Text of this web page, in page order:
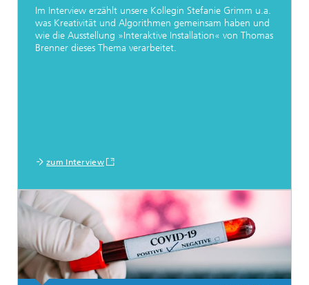
Im Interview erzählt unsere Kollegin Stefanie Grimm u.a.
was Kreativität und Algorithmen gemeinsam haben und
wie die Ausstellung »Interaktive Installation« von Thomas
Brenner dieses Thema verarbeitet.
zum Interview